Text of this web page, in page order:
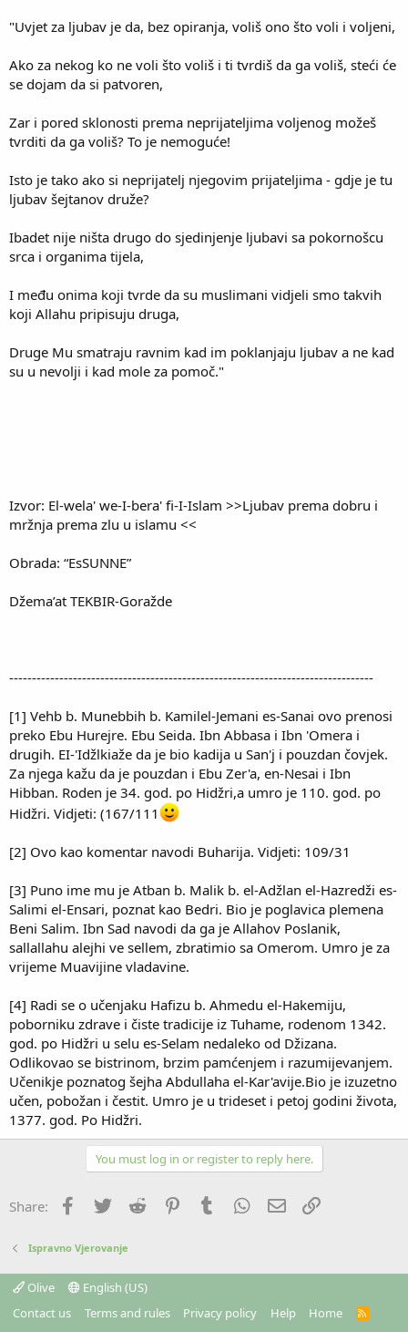
"Uvjet za ljubav je da, bez opiranja, voliš ono što voli i voljeni,
Ako za nekog ko ne voli što voliš i ti tvrdiš da ga voliš, steći će
se dojam da si patvoren,
Zar i pored sklonosti prema neprijateljima voljenog možeš
tvrditi da ga voliš? To je nemoguće!
Isto je tako ako si neprijatelj njegovim prijateljima - gdje je tu
ljubav šejtanov druže?
Ibadet nije ništa drugo do sjedinjenje ljubavi sa pokornošcu
srca i organima tijela,
I među onima koji tvrde da su muslimani vidjeli smo takvih
koji Allahu pripisuju druga,
Druge Mu smatraju ravnim kad im poklanjaju ljubav a ne kad
su u nevolji i kad mole za pomoč."
Izvor: El-wela' we-I-bera' fi-I-Islam >>Ljubav prema dobru i
mržnja prema zlu u islamu <<
Obrada: “EsSUNNE”
Džema’at TEKBIR-Goražde
--------------------------------------------------------------------------------
[1] Vehb b. Munebbih b. Kamilel-Jemani es-Sanai ovo prenosi
preko Ebu Hurejre. Ebu Seida. Ibn Abbasa i Ibn 'Omera i
drugih. EI-'Idžlkiaže da je bio kadija u San'j i pouzdan čovjek.
Za njega kažu da je pouzdan i Ebu Zer'a, en-Nesai i Ibn
Hibban. Roden je 34. god. po Hidžri,a umro je 110. god. po
Hidžri. Vidjeti: (167/111
[2] Ovo kao komentar navodi Buharija. Vidjeti: 109/31
[3] Puno ime mu je Atban b. Malik b. el-Adžlan el-Hazredži es-
Salimi el-Ensari, poznat kao Bedri. Bio je poglavica plemena
Beni Salim. Ibn Sad navodi da ga je Allahov Poslanik,
sallallahu alejhi ve sellem, zbratimio sa Omerom. Umro je za
vrijeme Muavijine vladavine.
[4] Radi se o učenjaku Hafizu b. Ahmedu el-Hakemiju,
poborniku zdrave i čiste tradicije iz Tuhame, rodenom 1342.
god. po Hidžri u selu es-Selam nedaleko od Džizana.
Odlikovao se bistrinom, brzim pamćenjem i razumijevanjem.
Učenikje poznatog šejha Abdullaha el-Kar'avije.Bio je izuzetno
učen, pobožan i čestit. Umro je u trideset i petoj godini života,
1377. god. Po Hidžri.
You must log in or register to reply here.
Share: Facebook
Twitter Reddit PinterestTumblr WhatsApp
Email
Ispravno Vjerovanje
Olive
English (US)
Contact us
Terms and rules Privacy policy Help Home
R